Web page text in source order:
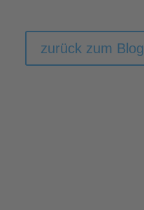
zurück zum Blog